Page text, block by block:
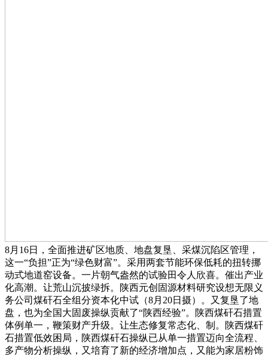
8月16日，全面推进矿区地质、地盘复垦、采煤沉陷区管理，
这一“负担”正为“绿色财富”。采用两套节能环保低耗的扭转挪
动式地道窑设备。一片朝气盎然的试验田令人欣喜。催出产业
化高潮。让荒山沉披绿拆。陕西元创固源材料研究设想无限义
务公司煤矸石全组分资本化中试（8月20日摄）。又复垦了地
盘，也为全国大固废操纵贡献了“陕西经验”。陕西煤矸石措置
体例单一，鞭策财产升级。让生态修复常态化、制。陕西煤矸
石措置低效困局，陕西煤矸石操纵已从单一措置迈向全流程、
多产物分析操纵，又培育了新的经济增加点，又能为家居粉饰